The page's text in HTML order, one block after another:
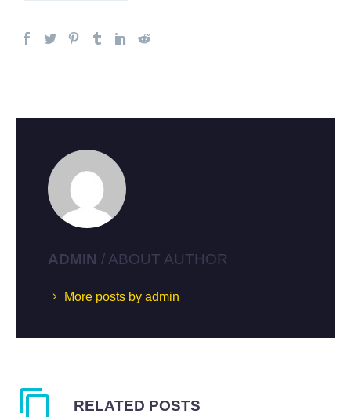
ADMIN / ABOUT AUTHOR
More posts by admin
RELATED POSTS